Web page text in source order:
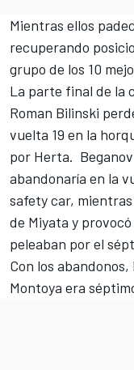
Mientras ellos
recuperando
grupo de los 10
La parte final de la
Roman Bilinski
vuelta 19 en la
por Herta.
abandonaría en la
safety car,
de Miyata y
peleaban por el
Con los
Montoya era